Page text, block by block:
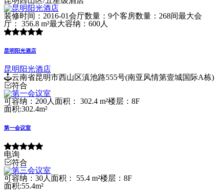
装修时间：2016-01会厅数量：9个客房数量：268间最大会
厅： 356.8 m²最大容纳：600人
昆明阳光酒店
昆明阳光酒店
云南省昆明市西山区滇池路555号(南亚风情第壹城国际A栋)
符合
可容纳：200人 面积： 302.4 m²楼层：8F
面积:302.4m²
第一会议室
电询
符合
可容纳：30人 面积： 55.4 m²楼层：8F
面积:55.4m²